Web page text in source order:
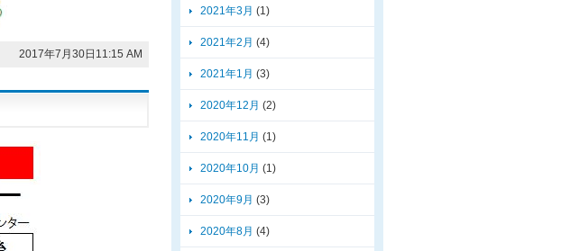
2017年7月30日11:15 AM
2021年3月 (1)
2021年2月 (4)
2021年1月 (3)
2020年12月 (2)
2020年11月 (1)
2020年10月 (1)
2020年9月 (3)
2020年8月 (4)